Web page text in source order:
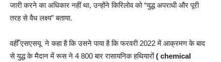
जारी करने का अधिकार नहीं था, उन्होंने किरिलोव को “युद्ध अपराधी और पूरी
तरह से वैध लक्ष्य” बताया.
वहीँ एसएसयू ने कहा है कि उसने पाया है कि फरवरी 2022 में आक्रमण के बाद
से युद्ध के मैदान में रूस ने 4 800 बार रासायनिक हथियारों( chemical